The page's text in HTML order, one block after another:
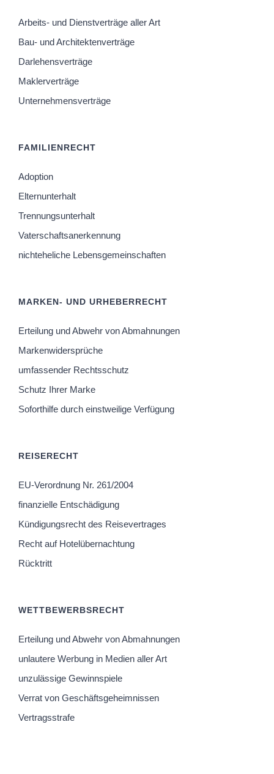
Arbeits- und Dienstverträge aller Art
Bau- und Architektenverträge
Darlehensverträge
Maklerverträge
Unternehmensverträge
FAMILIENRECHT
Adoption
Elternunterhalt
Trennungsunterhalt
Vaterschaftsanerkennung
nichteheliche Lebensgemeinschaften
MARKEN- UND URHEBERRECHT
Erteilung und Abwehr von Abmahnungen
Markenwidersprüche
umfassender Rechtsschutz
Schutz Ihrer Marke
Soforthilfe durch einstweilige Verfügung
REISERECHT
EU-Verordnung Nr. 261/2004
finanzielle Entschädigung
Kündigungsrecht des Reisevertrages
Recht auf Hotelübernachtung
Rücktritt
WETTBEWERBSRECHT
Erteilung und Abwehr von Abmahnungen
unlautere Werbung in Medien aller Art
unzulässige Gewinnspiele
Verrat von Geschäftsgeheimnissen
Vertragsstrafe